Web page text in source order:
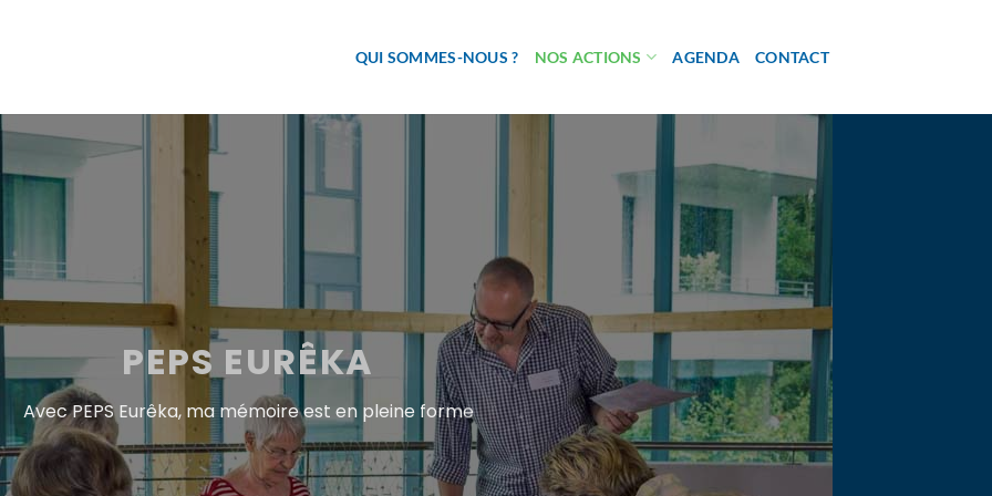
QUI SOMMES-NOUS ? NOS ACTIONS AGENDA CONTACT
PEPS EURÊKA
Avec PEPS Eurêka, ma mémoire est en pleine forme